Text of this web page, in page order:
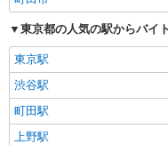
東京都の人気の駅からバイ
東京駅
渋谷駅
町田駅
上野駅